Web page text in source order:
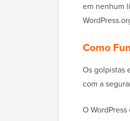
em nenhum
Como
Os golpistas
com a
O WordPress